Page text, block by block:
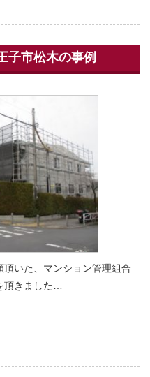
子市松木の事例
いた、マンション管理組合
頂きました…